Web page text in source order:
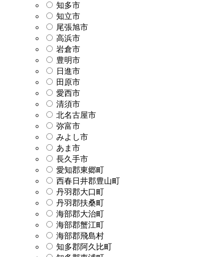
知多市
知立市
尾張旭市
高浜市
岩倉市
豊明市
日進市
田原市
愛西市
清須市
北名古屋市
弥富市
みよし市
あま市
長久手市
愛知郡東郷町
西春日井郡豊山町
丹羽郡大口町
丹羽郡扶桑町
海部郡大治町
海部郡蟹江町
海部郡飛島村
知多郡阿久比町